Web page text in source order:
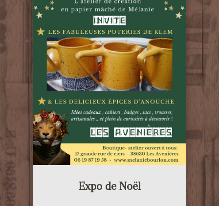
Expo de Noël